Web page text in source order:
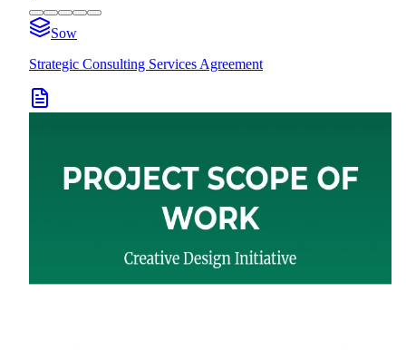
Sow
Strategic Consulting Services Agreement